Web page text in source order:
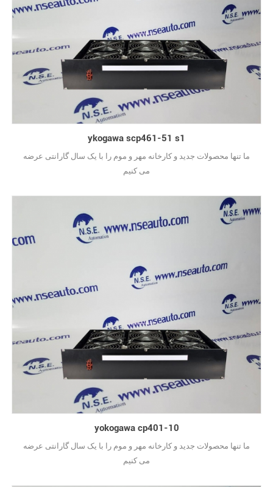
ykogawa scp461-51 s1
ما تنها محصولات جدید و کارخانه مهر و موم را با یک سال گارانتی عرضه
می کنیم
yokogawa cp401-10
ما تنها محصولات جدید و کارخانه مهر و موم را با یک سال گارانتی عرضه
می کنیم